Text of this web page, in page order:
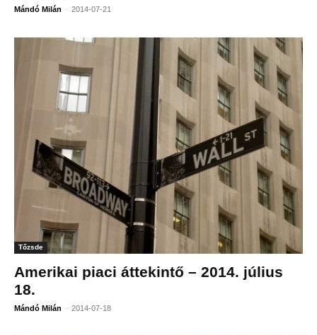
Mándó Milán - 2014-07-21
Tőzsde
Amerikai piaci áttekintő – 2014. július
18.
Mándó Milán - 2014-07-18